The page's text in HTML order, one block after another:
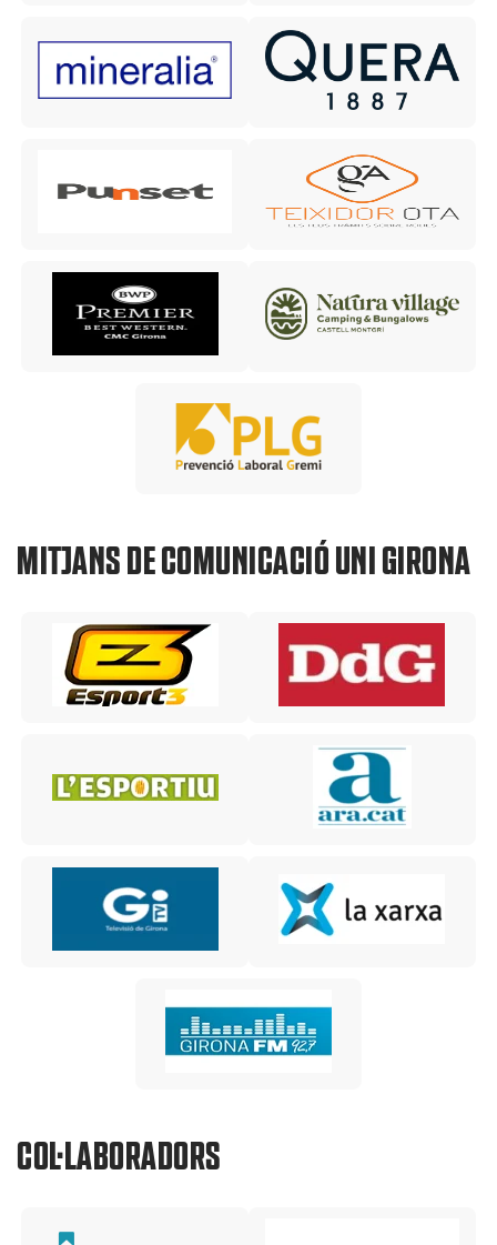
MITJANS DE COMUNICACIÓ UNI GIRONA
COL·LABORADORS